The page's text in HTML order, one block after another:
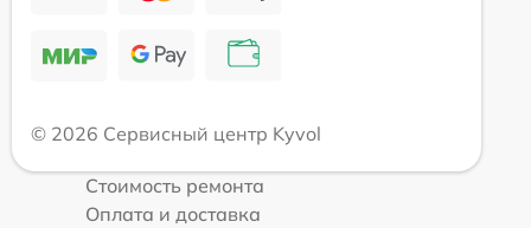
© 2026 Сервисный центр Kyvol
Стоимость ремонта
Оплата и доставка